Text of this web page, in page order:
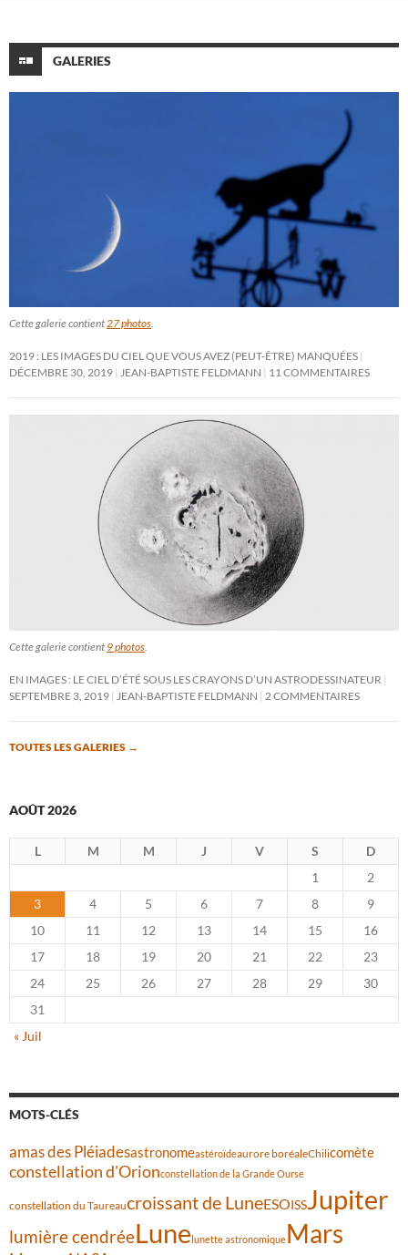
GALERIES
Cette galerie contient27 photos.
2019 : LES IMAGES DU CIEL QUE VOUS AVEZ (PEUT-ÊTRE) MANQUÉES
DÉCEMBRE 30, 2019 JEAN-BAPTISTE FELDMANN 11 COMMENTAIRES
Cette galerie contient 9 photos.
EN IMAGES : LE CIEL D’ÉTÉ SOUS LES CRAYONS D’UN ASTRODESSINATEUR
SEPTEMBRE 3, 2019 JEAN-BAPTISTE FELDMANN 2 COMMENTAIRES
TOUTES LES GALERIES →
AOÛT 2026
L M M J V S
D
1
2
3
4 5 6 7 8
9
10
11 12 13 14 15
16
17
18 19 20 21 22
23
24
25 26 27 28 29
30
31
« Juil
MOTS-CLÉS
amas des Pléiadesastronomeastéroïdeaurore boréaleChilicomète
constellation d'Orionconstellation de la Grande Ourse
constellation du Taureaucroissant de LuneESOISSJupiter
lumière cendréeLune lunette astronomiqueMars